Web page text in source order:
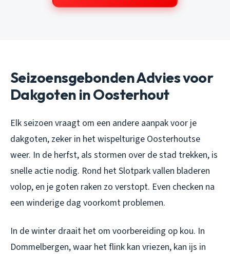
Seizoensgebonden Advies voor
Dakgoten in Oosterhout
Elk seizoen vraagt om een andere aanpak voor je
dakgoten, zeker in het wispelturige Oosterhoutse
weer. In de herfst, als stormen over de stad trekken, is
snelle actie nodig. Rond het Slotpark vallen bladeren
volop, en je goten raken zo verstopt. Even checken na
een winderige dag voorkomt problemen.
In de winter draait het om voorbereiding op kou. In
Dommelbergen, waar het flink kan vriezen, kan ijs in